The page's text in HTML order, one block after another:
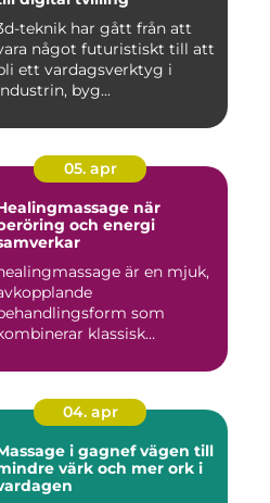
teknik har gått från att
något futuristiskt till att
ett vardagsverktyg i
byg...
05. apr
när
och energi
är en mjuk,
som
klassisk
04. apr
i gagnef vägen till
värk och mer ork i